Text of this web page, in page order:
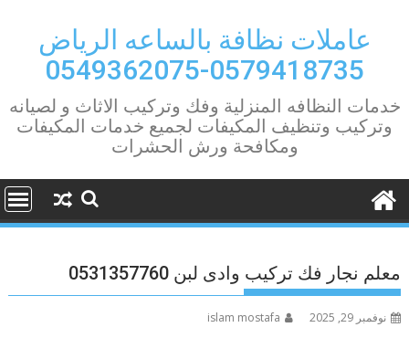
contentعاملات نظافة بالساعه الرياض
0579418735-0549362075
خدمات النظافه المنزلية وفك وتركيب الاثاث و لصيانه
وتركيب وتنظيف المكيفات لجميع خدمات المكيفات
ومكافحة ورش الحشرات
معلم نجار فك تركيب وادى لبن 0531357760
نوفمبر 29, 2025 islam mostafa